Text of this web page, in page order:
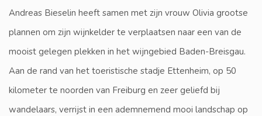
Andreas Bieselin heeft samen met zijn vrouw Olivia grootse
plannen om zijn wijnkelder te verplaatsen naar een van de
mooist gelegen plekken in het wijngebied Baden-Breisgau.
Aan de rand van het toeristische stadje Ettenheim, op 50
kilometer te noorden van Freiburg en zeer geliefd bij
wandelaars, verrijst in een ademnemend mooi landschap op